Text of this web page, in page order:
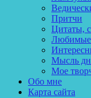
Притчи
Цитаты,
Любимые
Мысль
Мое
Обо мне
Карта сайта